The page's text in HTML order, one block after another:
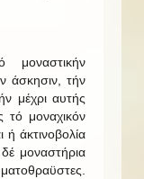
μοναστικήν
άσκησιν, τήν
μέχρι αυτής
τό μοναχικόν
ή άκτινοβολία
μοναστήρια